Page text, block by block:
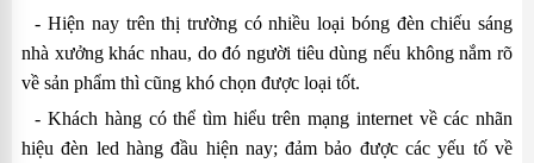
- Hiện nay trên thị trường có nhiều loại bóng đèn chiếu sáng
nhà xưởng khác nhau, do đó người tiêu dùng nếu không nắm rõ
về sản phẩm thì cũng khó chọn được loại tốt.
- Khách hàng có thể tìm hiểu trên mạng internet về các nhãn
hiệu đèn led hàng đầu hiện nay; đảm bảo được các yếu tố về